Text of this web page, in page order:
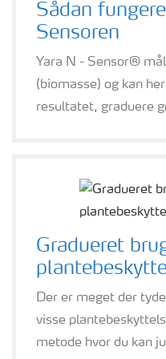
Sådan
Sensoren
Yara N - Sensor®
(biomasse) og kan
resultatet, graduere
Gradueret
Der er meget der
visse
metode hvor du kan